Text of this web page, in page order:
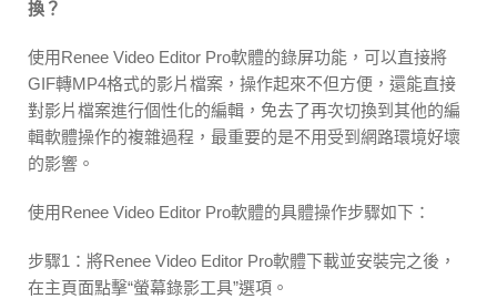
換？
使用Renee Video Editor Pro軟體的錄屏功能，可以直接將
GIF轉MP4格式的影片檔案，操作起來不但方便，還能直接
對影片檔案進行個性化的編輯，免去了再次切換到其他的編
輯軟體操作的複雜過程，最重要的是不用受到網路環境好壞
的影響。
使用Renee Video Editor Pro軟體的具體操作步驟如下：
步驟1：將Renee Video Editor Pro軟體下載並安裝完之後，
在主頁面點擊“螢幕錄影工具”選項。